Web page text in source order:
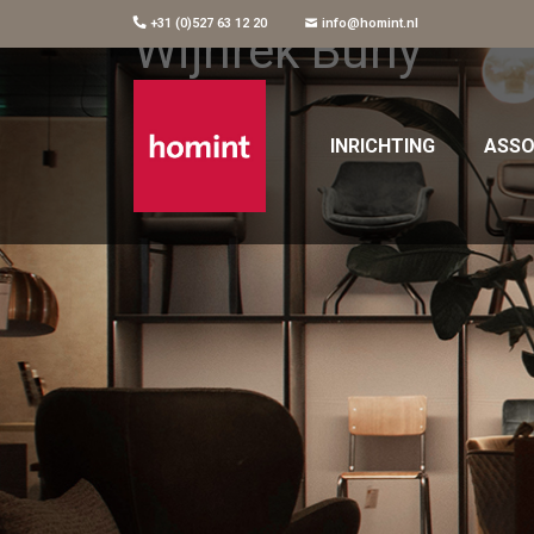
+31 (0)527 63 12 20 info@homint.nl
INRICHTING
Wijnrek Burly